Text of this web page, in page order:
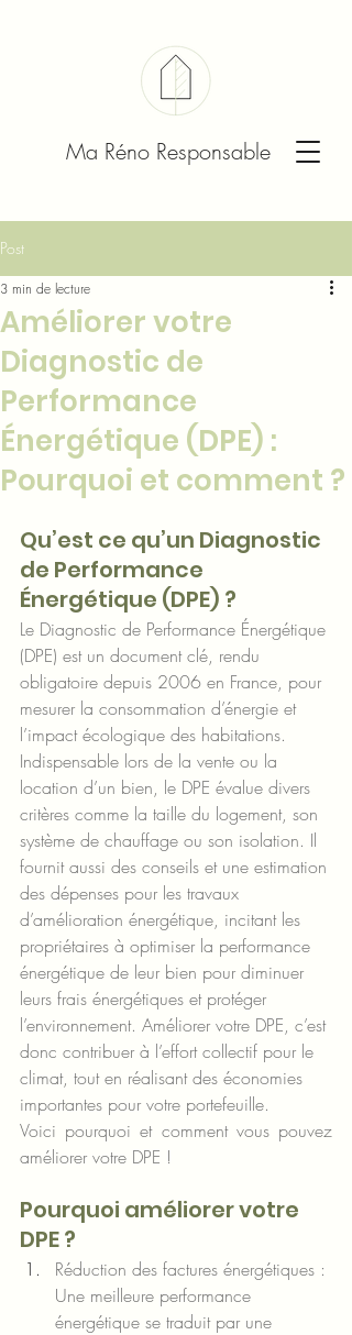
Ma Réno Responsable
Post
Améliorer votre
Diagnostic de
Performance
Énergétique (DPE) :
Pourquoi et comment ?
3 min de lecture
Qu’est ce qu’un Diagnostic
de Performance
Énergétique (DPE) ?
Le Diagnostic de Performance Énergétique
(DPE) est un document clé, rendu
obligatoire depuis 2006 en France, pour
mesurer la consommation d’énergie et
l’impact écologique des habitations.
Indispensable lors de la vente ou la
location d’un bien, le DPE évalue divers
critères comme la taille du logement, son
système de chauffage ou son isolation. Il
fournit aussi des conseils et une estimation
des dépenses pour les travaux
d’amélioration énergétique, incitant les
propriétaires à optimiser la performance
énergétique de leur bien pour diminuer
leurs frais énergétiques et protéger
l’environnement. Améliorer votre DPE, c’est
donc contribuer à l’effort collectif pour le
climat, tout en réalisant des économies
importantes pour votre portefeuille.
Voici pourquoi et comment vous pouvez
améliorer votre DPE !
Pourquoi améliorer votre
DPE ?
Réduction des factures énergétiques :
Une meilleure performance
énergétique se traduit par une